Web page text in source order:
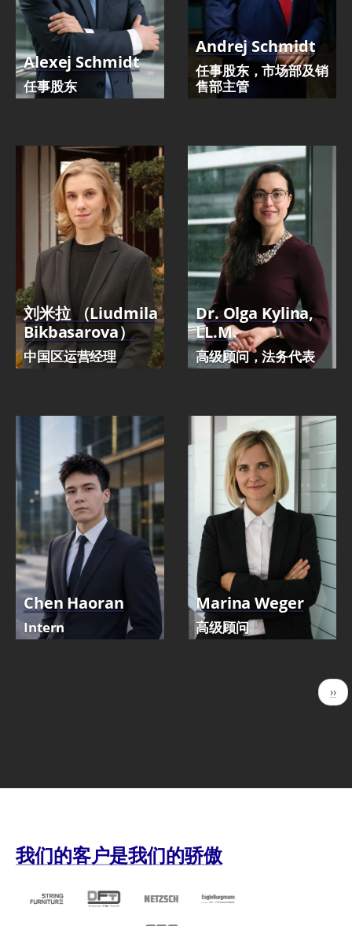
Alexej Schmidt
任事股东
Andrej Schmidt
任事股东，市场部及销
售部主管
刘米拉 （Liudmila
Bikbasarova）
中国区运营经理
Dr. Olga Kylina,
LL.M.
高级顾问，法务代表
Chen Haoran
Intern
Marina Weger
高级顾问
下
一
››
我们的客户是我们的骄傲